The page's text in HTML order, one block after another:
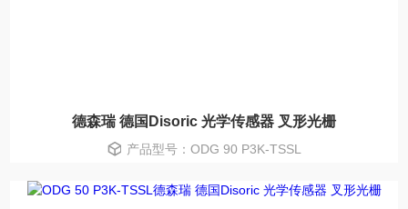
德森瑞 德国Disoric 光学传感器 叉形光栅
产品型号：ODG 90 P3K-TSSL